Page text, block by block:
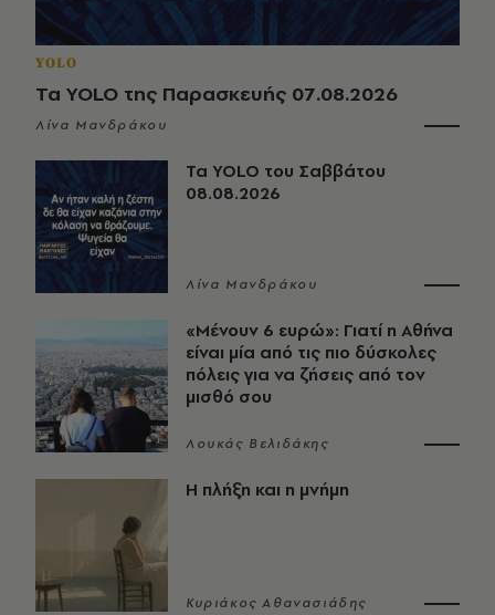
YOLO
Τα YOLO της Παρασκευής 07.08.2026
Λίνα Μανδράκου
Τα YOLO του Σαββάτου
08.08.2026
Λίνα Μανδράκου
«Μένουν 6 ευρώ»: Γιατί η Αθήνα
είναι μία από τις πιο δύσκολες
πόλεις για να ζήσεις από τον
μισθό σου
Λουκάς Βελιδάκης
Η πλήξη και η μνήμη
Κυριάκος Αθανασιάδης